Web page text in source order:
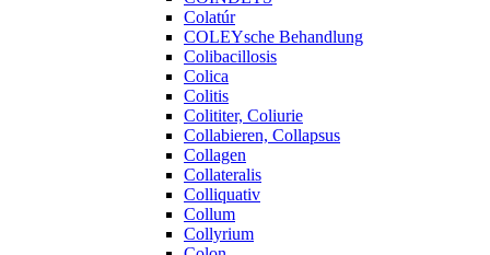
Colatúr
COLEYsche Behandlung
Colibacillosis
Colica
Colitis
Colititer, Coliurie
Collabieren, Collapsus
Collagen
Collateralis
Colliquativ
Collum
Collyrium